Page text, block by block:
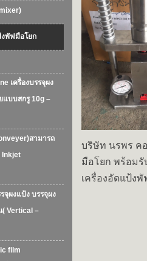
งพัฟมือโยก
เครื่องบรรจุผง
แบบสกรู 10g –
สามารถ
Inkjet
จุผงแป้ง บรรจุผง
( Vertical –
film
บริษัท นรพร ค
มือโยก พร้อมรั
เครื่องอัดแป้ง